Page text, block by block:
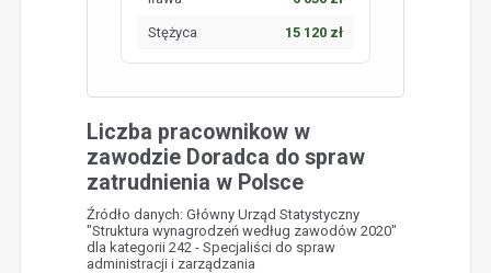
Stężyca 15 120 zł
Liczba pracownikow w
zawodzie Doradca do spraw
zatrudnienia w Polsce
Źródło danych: Główny Urząd Statystyczny
"Struktura wynagrodzeń według zawodów 2020"
dla kategorii 242 - Specjaliści do spraw
administracji i zarządzania